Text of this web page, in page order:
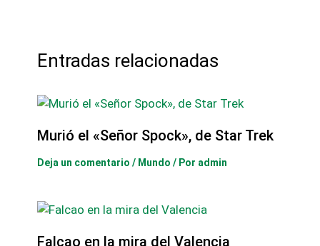
Entradas relacionadas
Murió el «Señor Spock», de Star Trek
Deja un comentario / Mundo / Por admin
Falcao en la mira del Valencia